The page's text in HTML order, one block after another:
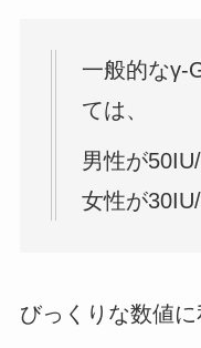
一般的なγ-
ては、
男性が
女性が
びっくりな数値に